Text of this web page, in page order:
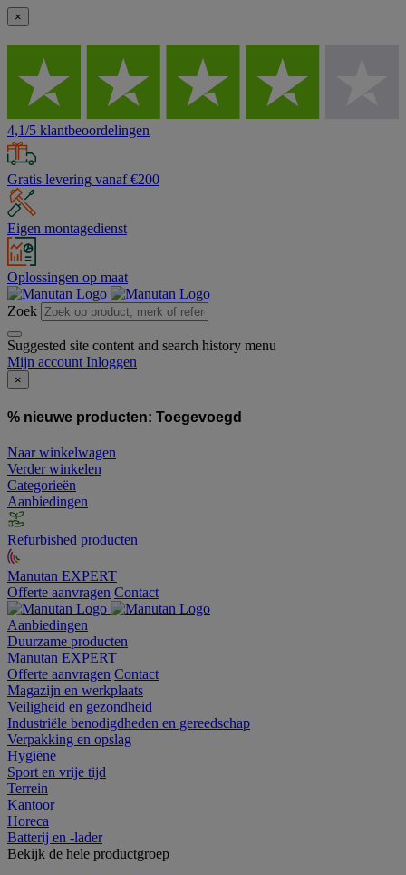
×
4,1/5 klantbeoordelingen
Gratis levering vanaf €200
Eigen montagedienst
Oplossingen op maat
Zoek
Suggested site content and search history menu
Mijn account Inloggen
×
% nieuwe producten: Toegevoegd
Naar winkelwagen
Verder winkelen
Categorieën
Aanbiedingen
Refurbished producten
Manutan EXPERT
Offerte aanvragen Contact
Aanbiedingen
Duurzame producten
Manutan EXPERT
Offerte aanvragen Contact
Magazijn en werkplaats
Veiligheid en gezondheid
Industriële benodigdheden en gereedschap
Verpakking en opslag
Hygiëne
Sport en vrije tijd
Terrein
Kantoor
Horeca
Batterij en -lader
Bekijk de hele productgroep